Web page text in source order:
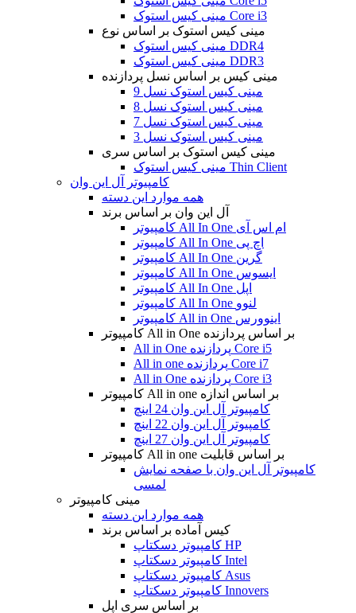
مینی کیس استوک Core i3
مینی کیس استوک بر اساس نوع
مینی کیس استوک DDR4
مینی کیس استوک DDR3
مینی کیس بر اساس نسل پردازنده
مینی کیس استوک نسل 9
مینی کیس استوک نسل 8
مینی کیس استوک نسل 7
مینی کیس استوک نسل 3
مینی کیس استوک بر اساس سری
مینی کیس استوک Thin Client
کامپیوتر آل این وان
همه موارد این دسته
آل این وان بر اساس برند
کامپیوتر All In One ام اس آی
کامپیوتر All In One اچ پی
کامپیوتر All In One گرین
کامپیوتر All In One ایسوس
کامپیوتر All In One اپل
کامپیوتر All In One لنوو
کامپیوتر All in One اینوورس
کامپیوتر All in One بر اساس پردازنده
All in One پردازنده Core i5
All in one پردازنده Core i7
All in One پردازنده Core i3
کامپیوتر All in one بر اساس اندازه
کامپیوتر آل این وان 24 اینچ
کامپیوتر آل این وان 22 اینچ
کامپیوتر آل این وان 27 اینچ
کامپیوتر All in one بر اساس قابلیت
کامپیوتر آل این وان با صفحه نمایش
لمسی
مینی کامپیوتر
همه موارد این دسته
کیس آماده بر اساس برند
کامپیوتر دسکتاپ HP
کامپیوتر دسکتاپ Intel
کامپیوتر دسکتاپ Asus
کامپیوتر دسکتاپ Innovers
بر اساس سری اپل